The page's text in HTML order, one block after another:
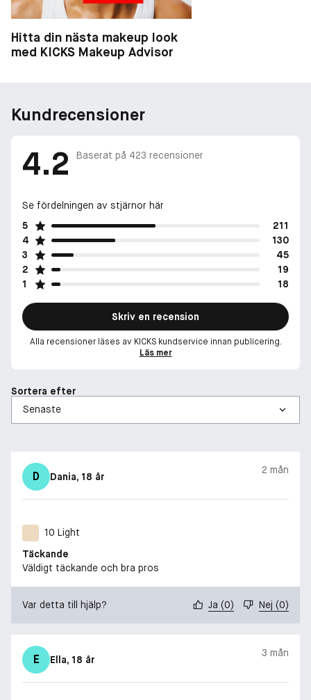
Hitta din nästa makeup look
med KICKS Makeup Advisor
Kundrecensioner
4.2 Baserat på 423 recensioner
Se fördelningen av stjärnor här
5
211
4
130
3
45
2
19
1
18
Skriv en recension
Alla recensioner läses av KICKS kundservice innan publicering.
Läs mer
Sortera efter
D Dania, 18 år
2 mån
10 Light
Täckande
Väldigt täckande och bra pros
Var detta till hjälp? Ja (0) Nej (0)
E Ella, 18 år
3 mån